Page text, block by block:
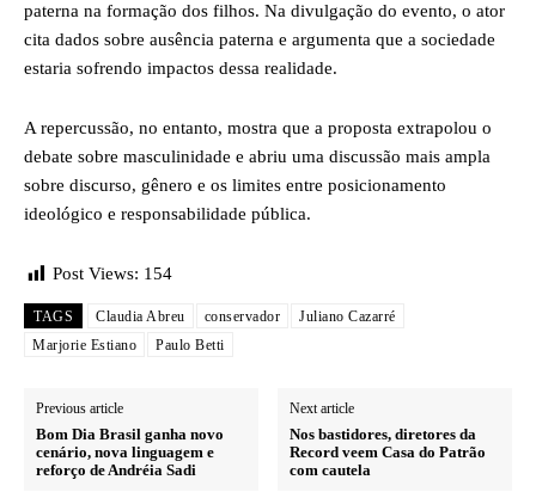
paterna na formação dos filhos. Na divulgação do evento, o ator
cita dados sobre ausência paterna e argumenta que a sociedade
estaria sofrendo impactos dessa realidade.
A repercussão, no entanto, mostra que a proposta extrapolou o
debate sobre masculinidade e abriu uma discussão mais ampla
sobre discurso, gênero e os limites entre posicionamento
ideológico e responsabilidade pública.
Post Views: 154
TAGS Claudia Abreu conservador
Juliano Cazarré
Marjorie Estiano
Paulo Betti
Previous article
Bom Dia Brasil ganha novo
cenário, nova linguagem e
reforço de Andréia Sadi
Next article
Nos bastidores, diretores da
Record veem Casa do Patrão
com cautela